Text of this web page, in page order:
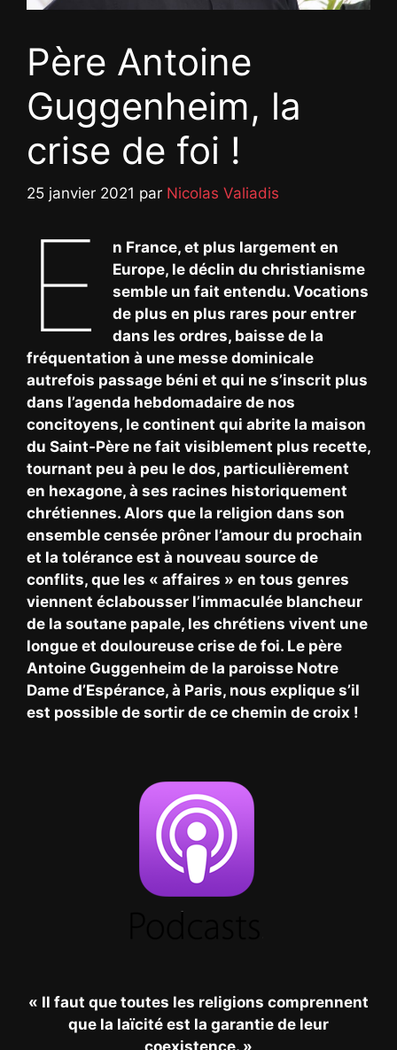
Père Antoine
Guggenheim, la
crise de foi !
25 janvier 2021 par Nicolas Valiadis
E
n France, et plus largement en
Europe, le déclin du christianisme
semble un fait entendu. Vocations
de plus en plus rares pour entrer
dans les ordres, baisse de la
fréquentation à une messe dominicale
autrefois passage béni et qui ne s’inscrit plus
dans l’agenda hebdomadaire de nos
concitoyens, le continent qui abrite la maison
du Saint-Père ne fait visiblement plus recette,
tournant peu à peu le dos, particulièrement
en hexagone, à ses racines historiquement
chrétiennes. Alors que la religion dans son
ensemble censée prôner l’amour du prochain
et la tolérance est à nouveau source de
conflits, que les « affaires » en tous genres
viennent éclabousser l’immaculée blancheur
de la soutane papale, les chrétiens vivent une
longue et douloureuse crise de foi. Le père
Antoine Guggenheim de la paroisse Notre
Dame d’Espérance, à Paris, nous explique s’il
est possible de sortir de ce chemin de croix !
« Il faut que toutes les religions comprennent
que la laïcité est la garantie de leur
coexistence. »